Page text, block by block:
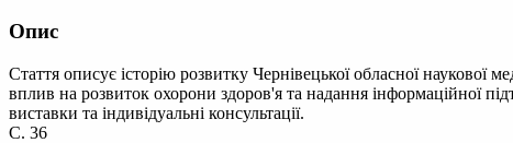
Опис
Стаття описує історію розвитку Чернівецької обласної наукової
вплив на розвиток охорони здоров'я та надання інформаційної
виставки та індивідуальні консультації.
С. 36